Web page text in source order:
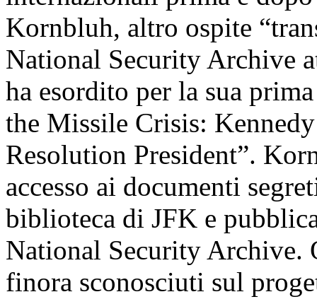
Kornbluh, altro ospite
National Security Archive
ha esordito per la sua
the Missile Crisis:
Resolution President”.
accesso ai documenti
biblioteca di JFK e
National Security Archive.
finora sconosciuti sul